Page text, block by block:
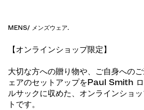
MENS/ メンズウェア.
【オンラインショップ限定】
大切な方への贈り物や、ご自身への
ェアのセットアップをPaul Smith
ルサックに収めた、オンラインショ
トです。